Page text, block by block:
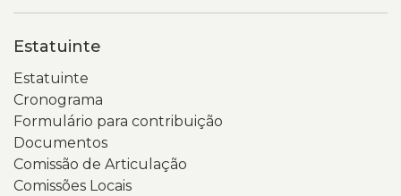
o
celular
e
as
mãos
que
o
seguram.
No
da
página,
o
texto
de
boas-
vindas
Estatuinte
Estatuinte
Cronograma
Formulário para contribuição
Documentos
Comissão de Articulação
Comissões Locais